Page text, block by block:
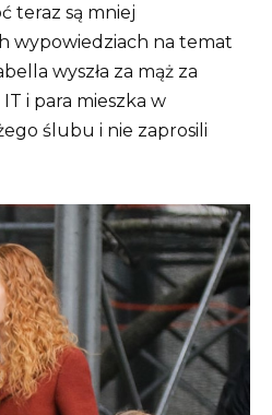
teraz są mniej
wypowiedziach na temat
wyszła za mąż za
i para mieszka w
ślubu i nie zaprosili